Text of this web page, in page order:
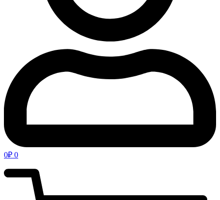
0₽ 0